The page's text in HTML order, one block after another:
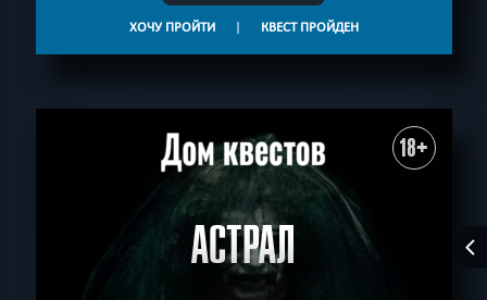
ХОЧУ ПРОЙТИ | КВЕСТ ПРОЙДЕН
18+
АСТРАЛ